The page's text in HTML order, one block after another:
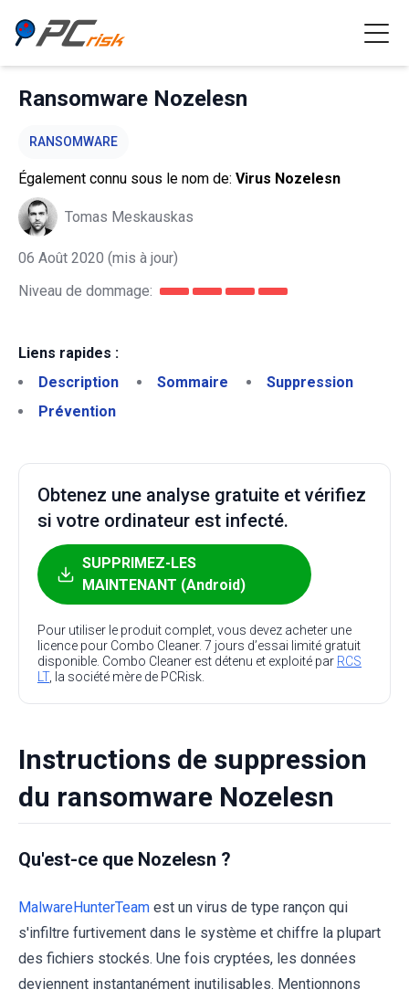
Ransomware Nozelesn
RANSOMWARE
Également connu sous le nom de: Virus Nozelesn
Tomas Meskauskas
06 Août 2020 (mis à jour)
Niveau de dommage:
Liens rapides :
Description
Sommaire
Suppression
Prévention
Obtenez une analyse gratuite et vérifiez
si votre ordinateur est infecté.
SUPPRIMEZ-LES
MAINTENANT (Android)
Pour utiliser le produit complet, vous devez acheter une
licence pour Combo Cleaner. 7 jours d’essai limité gratuit
disponible. Combo Cleaner est détenu et exploité par RCS
LT, la société mère de PCRisk.
Instructions de suppression
du ransomware Nozelesn
Qu'est-ce que Nozelesn ?
MalwareHunterTeam est un virus de type rançon qui
s'infiltre furtivement dans le système et chiffre la plupart
des fichiers stockés. Une fois cryptées, les données
deviennent instantanément inutilisables. Mentionnons